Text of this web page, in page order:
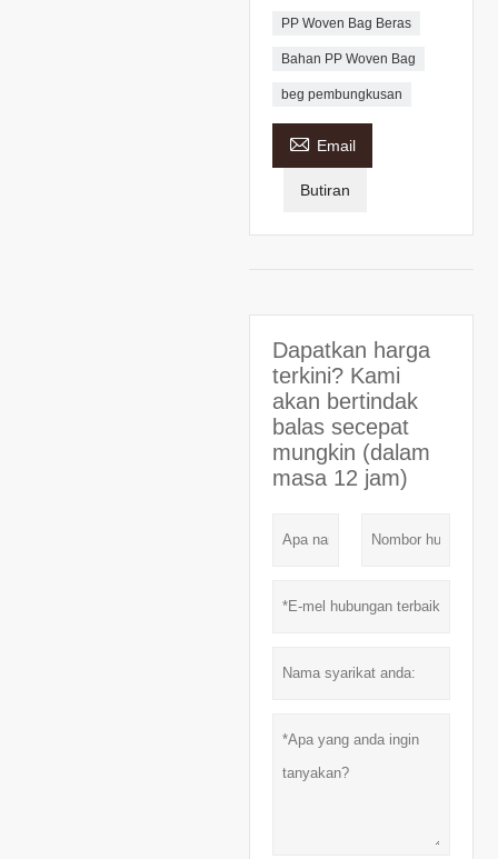
PP Woven Bag Beras
Bahan PP Woven Bag
beg pembungkusan
 Email
Butiran
Dapatkan harga
terkini? Kami
akan bertindak
balas secepat
mungkin (dalam
masa 12 jam)